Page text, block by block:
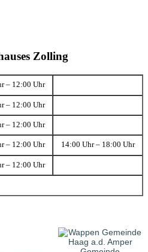
Zolling
– 12:00 Uhr
– 12:00 Uhr
– 12:00 Uhr
– 12:00 Uhr 14:00 Uhr – 18:00 Uhr
– 12:00 Uhr